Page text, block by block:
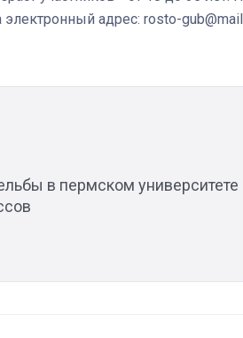
адрес: rosto-
в пермском